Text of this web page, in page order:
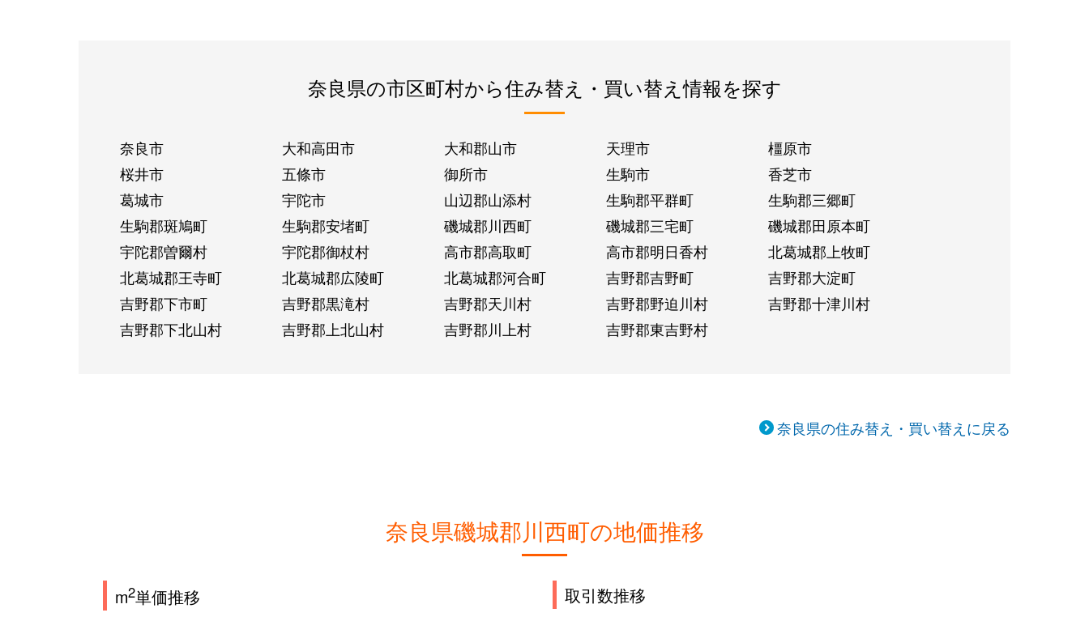
奈良県の市区町村から住み替え・買い替え情報を探す
奈良市 大和高田市 大和郡山市 天理市
橿原市
桜井市
五條市 御所市 生駒市
香芝市
葛城市
宇陀市 山辺郡山添村 生駒郡平群町
生駒郡三郷町
生駒郡斑鳩町
生駒郡安堵町 磯城郡川西町 磯城郡三宅町
磯城郡田原本町
宇陀郡曽爾村
宇陀郡御杖村 高市郡高取町 高市郡明日香村
北葛城郡上牧町
北葛城郡王寺町
北葛城郡広陵町 北葛城郡河合町 吉野郡吉野町
吉野郡大淀町
吉野郡下市町
吉野郡黒滝村 吉野郡天川村 吉野郡野迫川村
吉野郡十津川村
吉野郡下北山村
吉野郡上北山村 吉野郡川上村 吉野郡東吉野村
奈良県の住み替え・買い替えに戻る
奈良県磯城郡川西町の地価推移
m2単価推移 取引数推移